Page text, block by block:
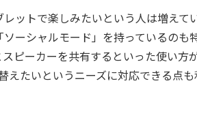
ットで楽しみたいという人は増えて
ーシャルモード」を持っているのも
ピーカーを共有するといった使い方
えたいというニーズに対応できる点